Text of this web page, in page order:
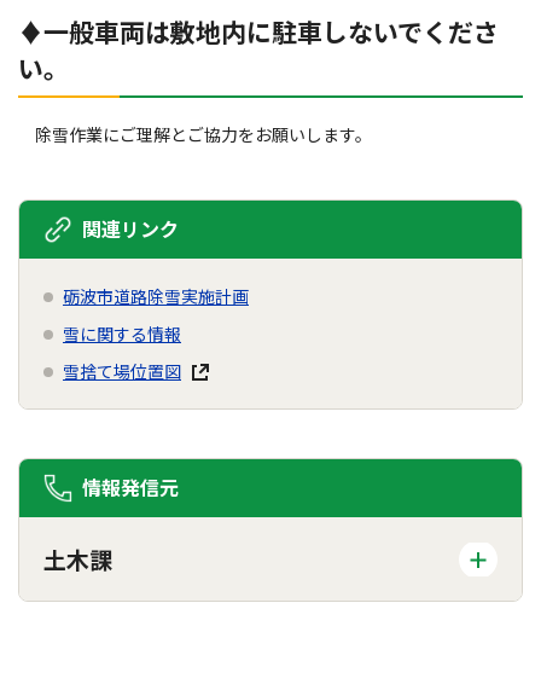
♦一般車両は敷地内に駐車しないでくださ
い。
除雪作業にご理解とご協力をお願いします。
関連リンク
砺波市道路除雪実施計画
雪に関する情報
雪捨て場位置図
情報発信元
土木課